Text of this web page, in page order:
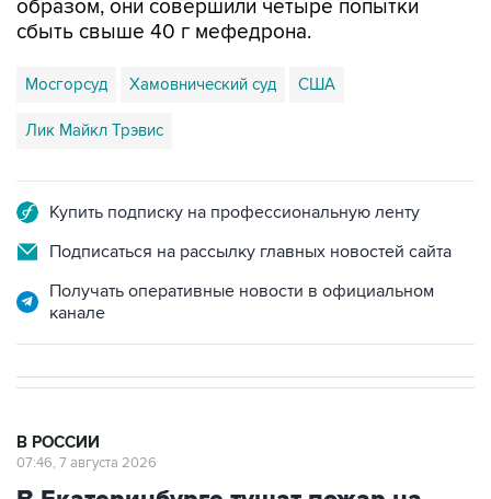
Мосгорсуд Хамовнический суд США
Лик Майкл Трэвис
Подписаться на рассылку главных новостей сайта
Получать оперативные новости в официальном
В Екатеринбурге тушат пожар на
логистическом объекте Wildberries